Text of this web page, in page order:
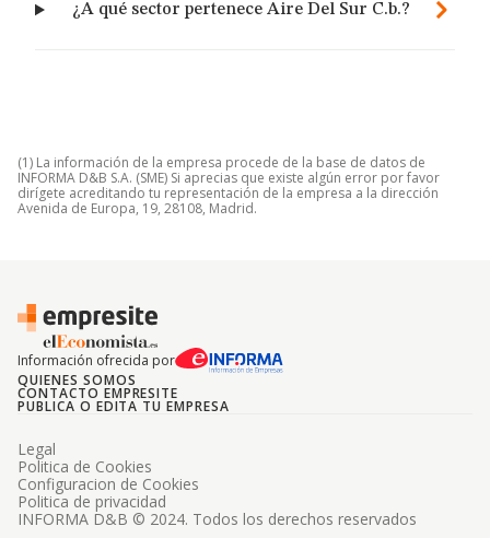
¿A qué sector pertenece Aire Del Sur C.b.?
(1) La información de la empresa procede de la base de datos de
INFORMA D&B S.A. (SME) Si aprecias que existe algún error por favor
dirígete acreditando tu representación de la empresa a la dirección
Avenida de Europa, 19, 28108, Madrid.
Información ofrecida por
QUIENES SOMOS
CONTACTO EMPRESITE
PUBLICA O EDITA TU EMPRESA
INFORMA D&B © 2024. Todos los derechos reservados
Legal
Politica de Cookies
Configuracion de Cookies
Politica de privacidad